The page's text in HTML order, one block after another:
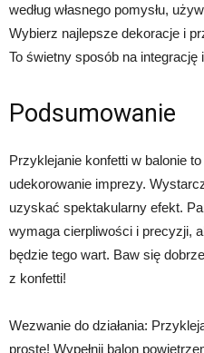
według własnego pomysłu,
Wybierz najlepsze dekoracje i
To świetny sposób na integrację
Podsumowanie
Przyklejanie konfetti w balonie
udekorowanie imprezy.
uzyskać spektakularny efekt.
wymaga cierpliwości i precyzji,
będzie tego wart. Baw się
z konfetti!
Wezwanie do działania:
proste! Wypełnij balon